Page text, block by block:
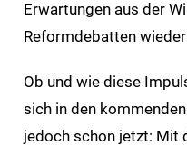
Erwartungen aus der
Reformdebatten
Ob und wie diese
sich in den
jedoch schon jetzt: Mit